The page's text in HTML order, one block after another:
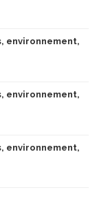
environnement,
environnement,
environnement,